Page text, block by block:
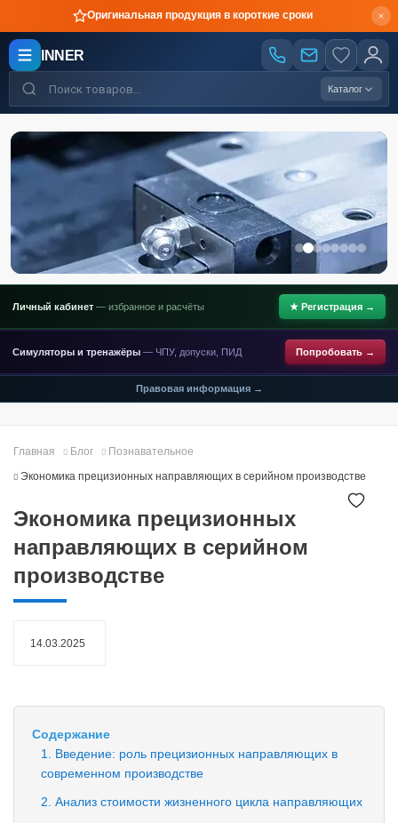
Производство по чертежам
INNER
Каталог
Личный кабинет — избранное и расчёты ★ Регистрация →
Симуляторы и тренажёры — ЧПУ, допуски, ПИД Попробовать →
Правовая информация →
Главная Блог
Познавательное
Экономика прецизионных направляющих в серийном производстве
Экономика прецизионных
направляющих в серийном
производстве
14.03.2025
Содержание
1. Введение: роль прецизионных направляющих в
современном производстве
2. Анализ стоимости жизненного цикла направляющих